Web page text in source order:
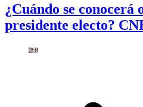
¿Cuándo se conocerá
presidente electo?